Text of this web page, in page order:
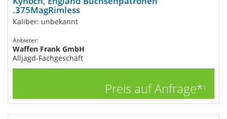
.375MagRimless
Kaliber: unbekannt
Anbieter:
Waffen Frank GmbH
Alljagd-Fachgeschäft
Preis auf Anfrage*1